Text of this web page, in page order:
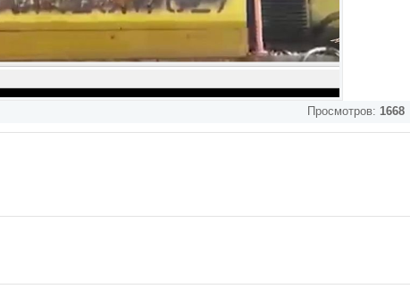
Просмотров: 1668